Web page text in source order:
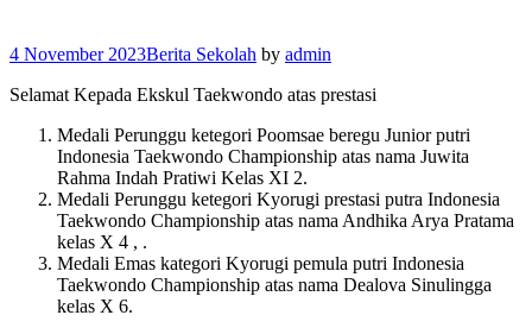
4 November 2023Berita Sekolah by admin
Selamat Kepada Ekskul Taekwondo atas prestasi
Medali Perunggu ketegori Poomsae beregu Junior putri
Indonesia Taekwondo Championship atas nama Juwita
Rahma Indah Pratiwi Kelas XI 2.
Medali Perunggu ketegori Kyorugi prestasi putra Indonesia
Taekwondo Championship atas nama Andhika Arya Pratama
kelas X 4 , .
Medali Emas kategori Kyorugi pemula putri Indonesia
Taekwondo Championship atas nama Dealova Sinulingga
kelas X 6.